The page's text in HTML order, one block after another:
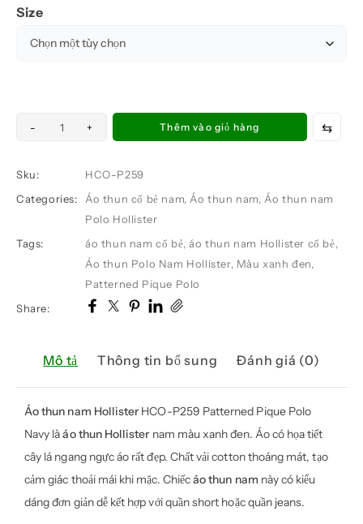
Size
-
Áo
HCO-
Patterned
Pique
Navy
+ Thêm vào giỏ hàng ⇆
Sku:
HCO-P259
Categories:
Áo thun cổ bẻ nam,Áo thun nam,Áo thun nam
Polo Hollister
Tags:
áo thun nam cổ bẻ,áo thun nam Hollister cổ bẻ,
Áo thun Polo Nam Hollister, Màu xanh đen,
Patterned Pique Polo
Share:
Mô tả Thông tin bổ sung Đánh giá (0)
Áo thun nam Hollister HCO-P259 Patterned Pique Polo
Navy làáo thun Hollister nam màu xanh đen. Áo có họa tiết
cây lá ngang ngực áo rất đẹp. Chất vải cotton thoáng mát, tạo
cảm giác thoải mái khi mặc. Chiếcáo thun nam này có kiểu
dáng đơn giản dễ kết hợp với quần short hoặc quần jeans.